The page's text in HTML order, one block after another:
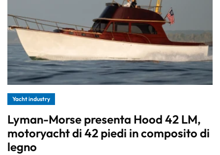
Yacht industry
Lyman-Morse presenta Hood 42 LM,
motoryacht di 42 piedi in composito di
legno